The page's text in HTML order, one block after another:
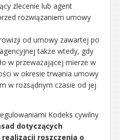
zlecenie lub agent
rozwiązaniem umowy
od umowy zawartej po
także wtedy, gdy
w przeważającej mierze w
w okresie trwania umowy
w rozsądnym czasie od jej
Kodeks cywilny
dotyczących
roszczenia o